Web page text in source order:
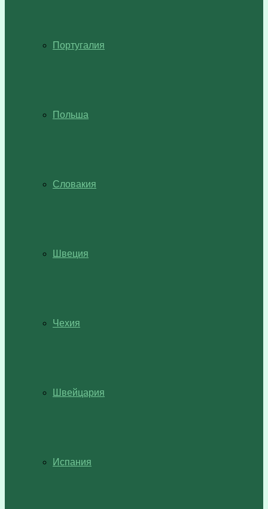
Португалия
Польша
Словакия
Швеция
Чехия
Швейцария
Испания